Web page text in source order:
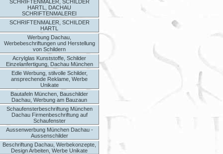
SCHRIFTENMALER, SCHILDER
HARTL, DACHAU
SCHRIFTENMALEREI
SCHRIFTENMALER, SCHILDER
HARTL
Werbung Dachau,
Werbebeschriftungen und Herstellung
von Schildern
Acrylglas Kunststoffe, Schilder
Einzelanfertigung, Dachau München
Edle Werbung, stilvolle Schilder,
ansprechende Reklame, Werbe
Unikate
Bautafeln München, Bauschilder
Dachau, Werbung am Bauzaun
Schaufensterbeschriftung München
Dachau Firmenbeschriftung auf
Schaufenster
Aussenwerbung München Dachau -
Aussenschilder
Beschriftung Dachau, Werbekonzepte,
Design Arbeiten, Werbe Unikate